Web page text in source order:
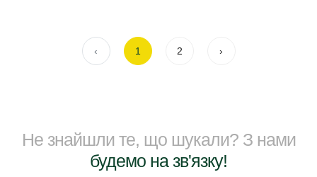
‹ 1 2 ›
Не знайшли те, що шукали? З нами
будемо на зв'язку!